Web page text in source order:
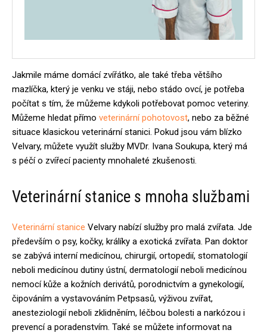
Jakmile máme domácí zvířátko, ale také třeba většího
mazlíčka, který je venku ve stáji, nebo stádo ovcí, je potřeba
počítat s tím, že můžeme kdykoli potřebovat pomoc veteriny.
Můžeme hledat přímo veterinární pohotovost, nebo za běžné
situace klasickou veterinární stanici. Pokud jsou vám blízko
Velvary, můžete využít služby MVDr. Ivana Soukupa, který má
s péčí o zvířecí pacienty mnohaleté zkušenosti.
Veterinární stanice s mnoha službami
Veterinární stanice Velvary nabízí služby pro malá zvířata. Jde
především o psy, kočky, králíky a exotická zvířata. Pan doktor
se zabývá interní medicínou, chirurgií, ortopedií, stomatologií
neboli medicínou dutiny ústní, dermatologií neboli medicínou
nemocí kůže a kožních derivátů, porodnictvím a gynekologií,
čipováním a vystavováním Petpsasů, výživou zvířat,
anesteziologií neboli zklidněním, léčbou bolesti a narkózou i
prevencí a poradenstvím. Také se můžete informovat na